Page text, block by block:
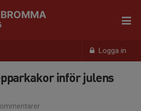
Logga in
inför julens